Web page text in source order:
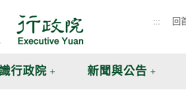
::: 回
行政院 新聞與公告